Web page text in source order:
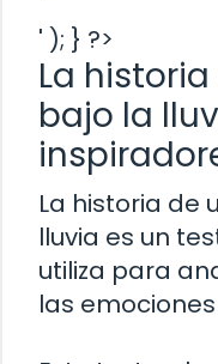
' ); } ?>
La
bajo la
La historia de
lluvia es un
utiliza para
las